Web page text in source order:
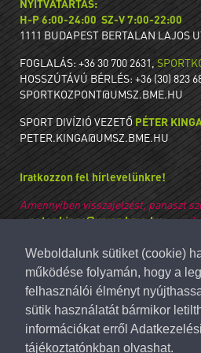
Weboldalunk sütiket (cookie)
működése folyamán, hogy a
felhasználói élményt
sütik használatát bármikor
információkat erről Adatkezelési
tájékoztatónkban olvashat.
NYITVATARTÁS:
H-P 6:00-24:00 SZ-V 7:00-22:00
1111 BUDAPEST BERTALAN LAJOS
FOGLALÁS: +36 30 700 2631,
HOSSZÚTÁVÚ BÉRLÉS: +36 (30) 823
SPORTKOZPONT@UMSZ.BME.HU
SPORT DIVÍZIÓ VEZETŐPÉTER
PETER.KINGA@UMSZ.BME.HU
Iratkozzon fel hírlevelünkre!
Amennyiben visszajelzést, panaszt
apeter.kinga@umsz.bme.hue-mail
ÁSZF
Előírások Házirend |
Hozzájárulok a hírlevél
adataimnak az Adatkezelési
és ideig történő kezeléséhez.